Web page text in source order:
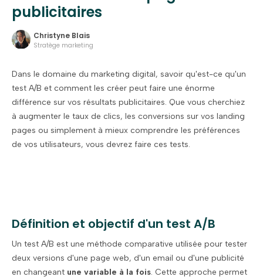
publicitaires
Christyne Blais
Stratège marketing
Dans le domaine du marketing digital, savoir qu'est-ce qu'un
test A/B et comment les créer peut faire une énorme
différence sur vos résultats publicitaires. Que vous cherchiez
à augmenter le taux de clics, les conversions sur vos landing
pages ou simplement à mieux comprendre les préférences
de vos utilisateurs, vous devrez faire ces tests.
Définition et objectif d'un test A/B
Un test A/B est une méthode comparative utilisée pour tester
deux versions d'une page web, d'un email ou d'une publicité
en changeant une variable à la fois. Cette approche permet